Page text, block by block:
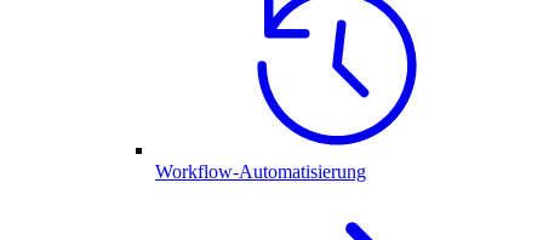
Workflow-Automatisierung